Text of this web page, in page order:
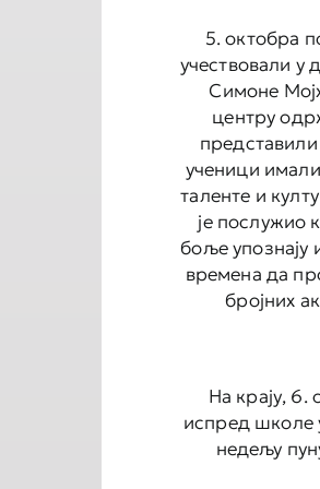
5. октобра
учествовали у
Симоне
центру
ученици
таленте и
је послужио
боље упознају
времена да
бројних
На крају, 6.
испред школе
недељу